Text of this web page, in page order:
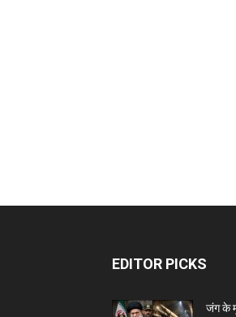
EDITOR PICKS
जंग के